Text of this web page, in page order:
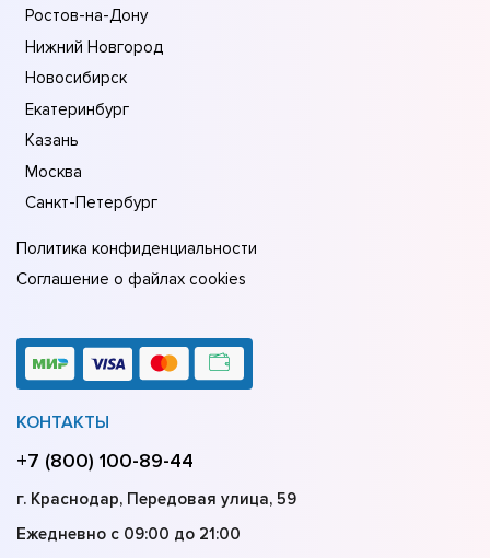
Ростов-на-Дону
Нижний Новгород
Новосибирск
Екатеринбург
Казань
Москва
Санкт-Петербург
Политика конфиденциальности
Соглашение о файлах cookies
КОНТАКТЫ
+7 (800) 100-89-44
г. Краснодар, Передовая улица, 59
Ежедневно с 09:00 до 21:00